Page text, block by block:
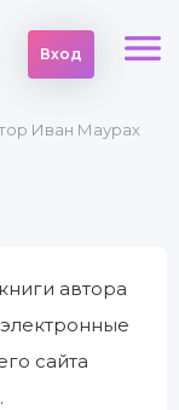
Вход
Иван Маурах
автора
сайта